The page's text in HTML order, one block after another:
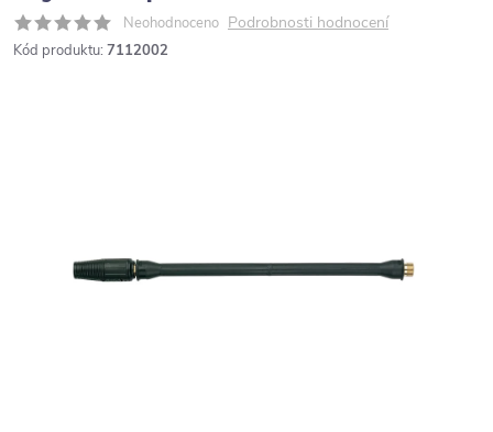
Neohodnoceno Podrobnosti hodnocení
Kód produktu: 7112002